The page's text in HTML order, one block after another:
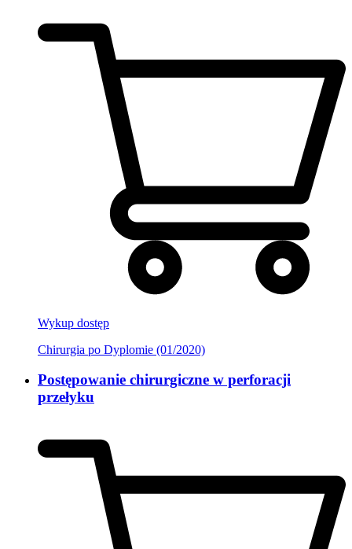
Wykup dostęp
Chirurgia po Dyplomie (01/2020)
Postępowanie chirurgiczne w perforacji
przełyku